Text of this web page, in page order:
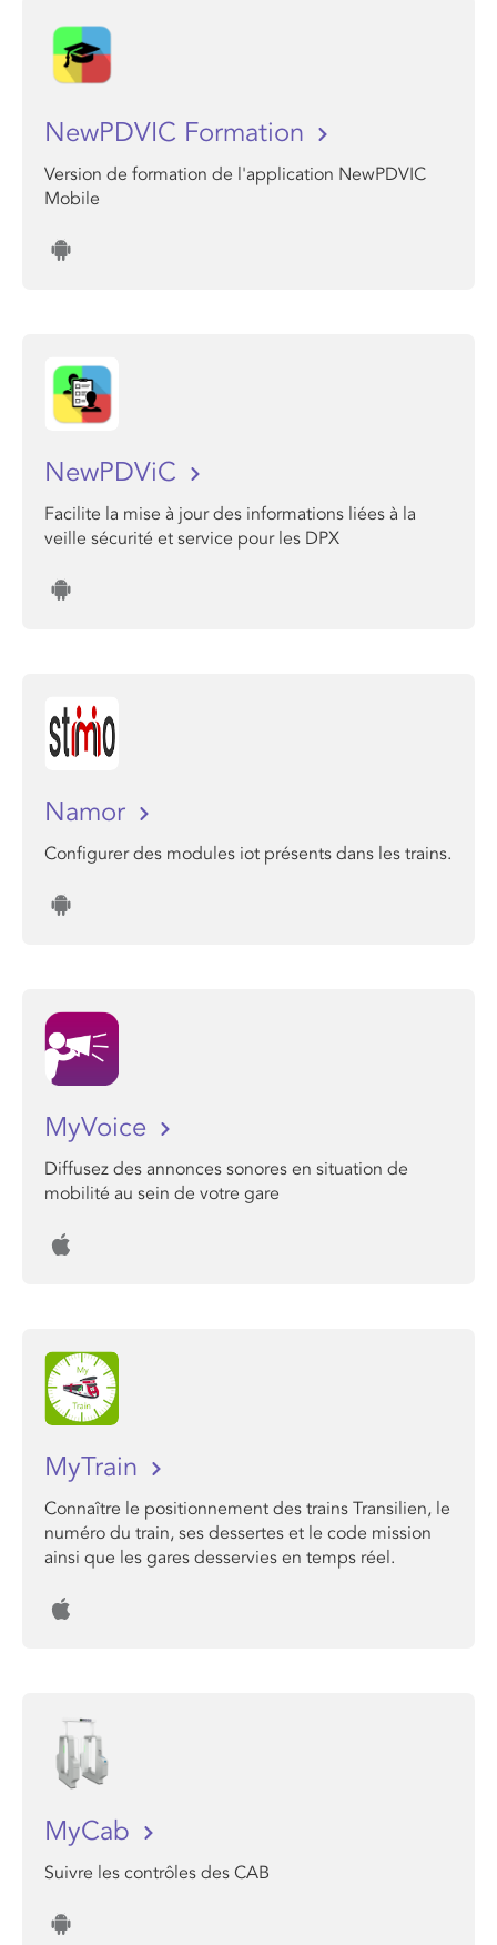
NewPDVIC Formation
Version de formation de l'application NewPDVIC
Mobile
NewPDViC
Facilite la mise à jour des informations liées à la
veille sécurité et service pour les DPX
Namor
Configurer des modules iot présents dans les trains.
MyVoice
Diffusez des annonces sonores en situation de
mobilité au sein de votre gare
MyTrain
Connaître le positionnement des trains Transilien, le
numéro du train, ses dessertes et le code mission
ainsi que les gares desservies en temps réel.
MyCab
Suivre les contrôles des CAB